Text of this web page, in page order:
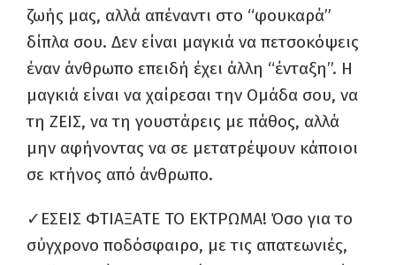
ζωής μας, αλλά απέναντι στο “φουκαρά”
δίπλα σου. Δεν είναι μαγκιά να πετσοκόψεις
έναν άνθρωπο επειδή έχει άλλη “ένταξη”. Η
μαγκιά είναι να χαίρεσαι την Ομάδα σου, να
τη ΖΕΙΣ, να τη γουστάρεις με πάθος, αλλά
μην αφήνοντας να σε μετατρέψουν κάποιοι
σε κτήνος από άνθρωπο.
✓ΕΣΕΙΣ ΦΤΙΑΞΑΤΕ ΤΟ ΕΚΤΡΩΜΑ! Όσο για το
σύγχρονο ποδόσφαιρο, με τις απατεωνιές,